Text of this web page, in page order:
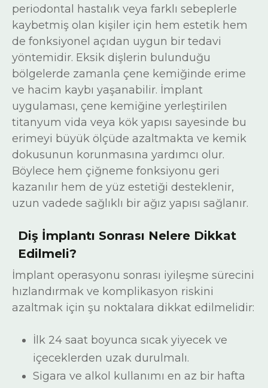
periodontal hastalık veya farklı sebeplerle
kaybetmiş olan kişiler için hem estetik hem
de fonksiyonel açıdan uygun bir tedavi
yöntemidir. Eksik dişlerin bulunduğu
bölgelerde zamanla çene kemiğinde erime
ve hacim kaybı yaşanabilir. İmplant
uygulaması, çene kemiğine yerleştirilen
titanyum vida veya kök yapısı sayesinde bu
erimeyi büyük ölçüde azaltmakta ve kemik
dokusunun korunmasına yardımcı olur.
Böylece hem çiğneme fonksiyonu geri
kazanılır hem de yüz estetiği desteklenir,
uzun vadede sağlıklı bir ağız yapısı sağlanır.
Diş İmplantı Sonrası Nelere Dikkat
Edilmeli?
İmplant operasyonu sonrası iyileşme sürecini
hızlandırmak ve komplikasyon riskini
azaltmak için şu noktalara dikkat edilmelidir:
İlk 24 saat boyunca sıcak yiyecek ve
içeceklerden uzak durulmalı.
Sigara ve alkol kullanımı en az bir hafta